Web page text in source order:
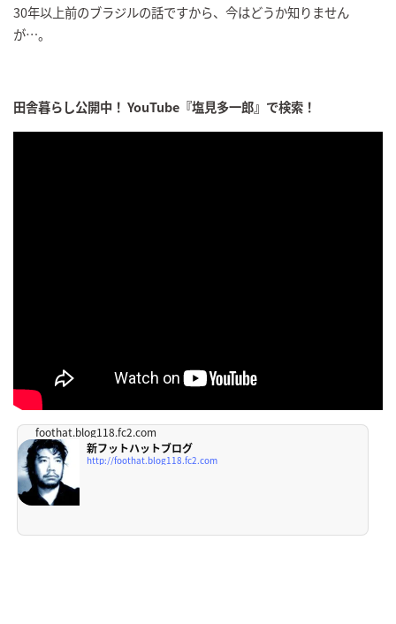
30年以上前のブラジルの話ですから、今はどうか知りません
が…。
田舎暮らし公開中！ YouTube『塩見多一郎』で検索！
foothat.blog118.fc2.com
新フットハットブログ
http://foothat.blog118.fc2.com